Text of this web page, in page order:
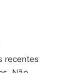
recentes